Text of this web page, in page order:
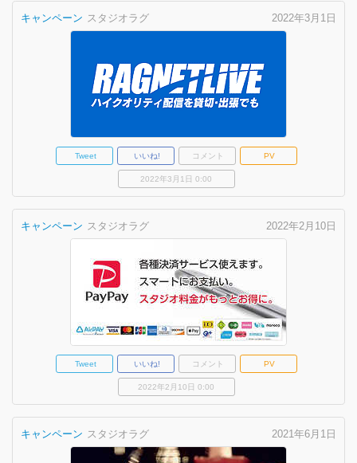
キャンペーン 2022年3月1日
スタジオラグ
Tweet いいね! コメント PV
2022年3月1日 0:00
キャンペーン 2022年2月10日
スタジオラグ
Tweet いいね! コメント PV
2022年2月10日 0:00
キャンペーン 2021年6月1日
スタジオラグ